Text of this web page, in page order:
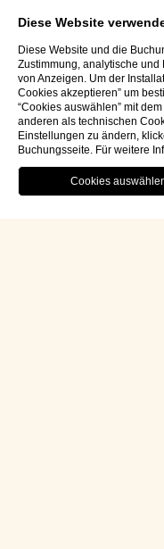
MENU
Diese Website
Diese Website und die
Zustimmung, analytische
von Anzeigen. Um der
Cookies akzeptieren” um
“Cookies auswählen” mit
anderen als technischen
Einstellungen zu ändern,
Buchungsseite. Für weitere